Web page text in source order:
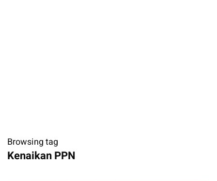
Browsing tag
Kenaikan PPN